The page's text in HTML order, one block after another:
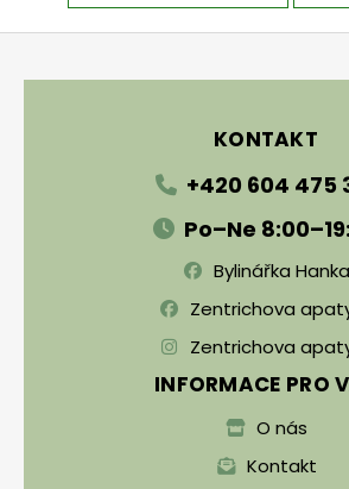
KONTAKT
+420 604 475
Po–Ne
Bylinářka Hanka
Zentrichova
Zentrichova
INFORMACE PRO
O nás
Kontakt